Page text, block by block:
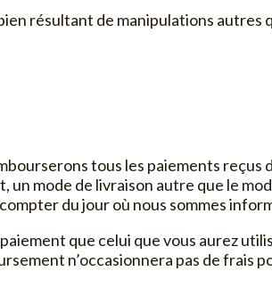
résultant de manipulations
tous les paiements reçus
mode de livraison autre que le
du jour où nous sommes
que celui que vous aurez
n’occasionnera pas de frais